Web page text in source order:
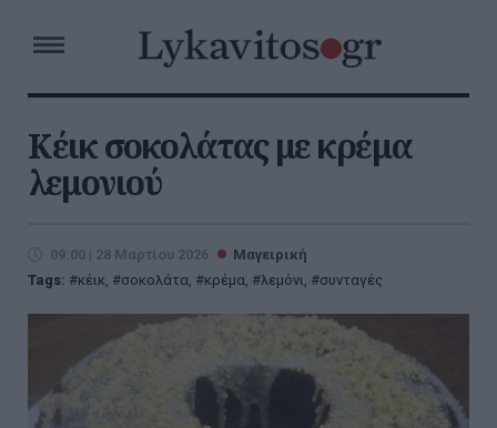
Κέικ σοκολάτας με κρέμα
λεμονιού
09:00 | 28 Μαρτίου 2026
Μαγειρική
Tags:
κέικ, σοκολάτα, κρέμα, λεμόνι, συνταγές